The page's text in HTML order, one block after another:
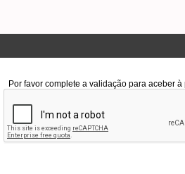
Por favor complete a validação para aceber à